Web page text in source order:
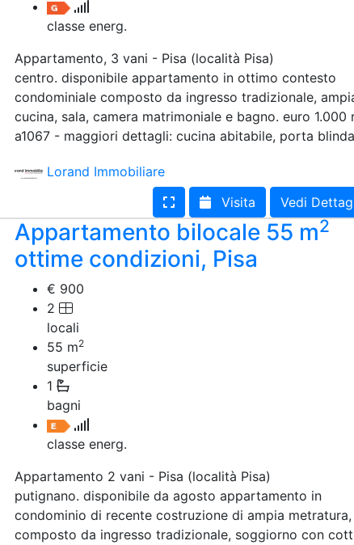
classe energ.
Appartamento, 3 vani - Pisa (località Pisa)
centro. disponibile appartamento in ottimo contesto
condominiale composto da ingresso tradizionale,
cucina, sala, camera matrimoniale e bagno. euro 1.000
a1067 - maggiori dettagli: cucina abitabile, porta
Lorand Immobiliare
Visita
Vedi
Appartamento bilocale 55 m2
ottime condizioni, Pisa
€ 900
2
locali
55 m2
superficie
1
bagni
classe energ.
Appartamento 2 vani - Pisa (località Pisa)
putignano. disponibile da agosto appartamento in
condominio di recente costruzione di ampia metratura,
composto da ingresso tradizionale, soggiorno con